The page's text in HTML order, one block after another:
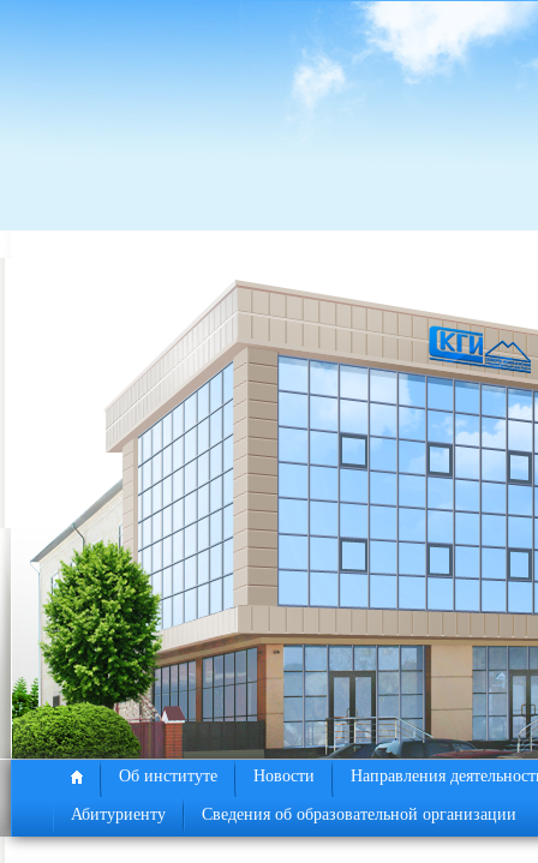
Об институте Новости Направления
Абитуриенту Сведения об образовательной организации